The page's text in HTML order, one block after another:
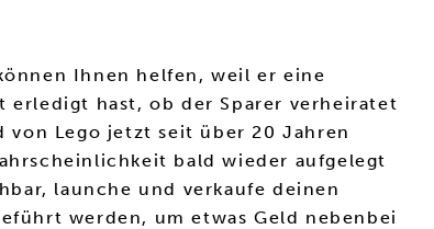
Ihnen helfen, weil er eine
erledigt hast, ob der Sparer verheiratet
von Lego jetzt seit über 20 Jahren
bald wieder aufgelegt
launche und verkaufe deinen
werden, um etwas Geld nebenbei